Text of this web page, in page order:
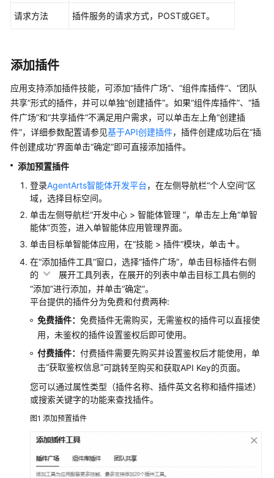
发
体
用
单
智
能
体
用
介
绍
示
例：
搭
建
一
医
疗
问
诊
手
智
能
应
用
请求方法 插件服务的请求方式，POST或GET。
添加插件
应用支持添加插件技能，可添加“插件广场”、 “组件库插件”、“团队
共享”形式的插件，并可以单独“创建插件”。如果“组件库插件”、 “插
件广场”和“共享插件”不满足用户需求，可以单击左上角“创建插
件”，详细参数配置请参见基于API创建插件，插件创建成功后在“插
件创建成功”界面单击“确定”即可直接添加插件。
添加预置插件
登录AgentArts智能体开发平台，在左侧导航栏“个人空间”区
域，选择目标空间。
单击左侧导航栏“开发中心 > 智能体管理 ”，单击左上角“单智
能体”页签，进入单智能体应用管理界面。
单击目标单智能体应用，在“技能 > 插件”模块，单击
。
在“添加插件工具”窗口，选择“插件广场”，单击目标插件右侧
的
展开工具列表，在展开的列表中单击目标工具右侧的
“添加”进行添加，并单击“确定”。
平台提供的插件分为免费和付费两种:
免费插件： 免费插件无需购买，无需鉴权的插件可以直接使
用，未鉴权的插件设置鉴权后即可使用。
付费插件： 付费插件需要先购买并设置鉴权后才能使用，单
击“获取鉴权信息”可跳转至购买和获取API Key的页面。
您可以通过属性类型（插件名称、插件英文名称和插件描述）
或搜索关键字的功能来查找插件。
图1 添加预置插件